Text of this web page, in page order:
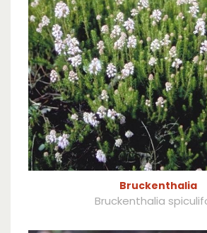
Bruckenthalia
Bruckenthalia